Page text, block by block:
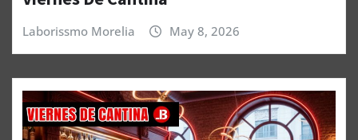
Laborissmo Morelia May 8, 2026